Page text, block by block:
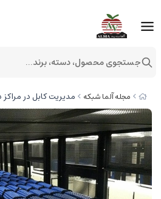
مجله آلما شبکه مدیریت کابل در مراکز
جستجوی محصول، دسته، برند...